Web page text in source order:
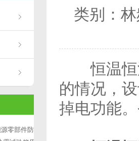
零部件防腐测
类别：
恒温恒湿
的情况，
掉电功能